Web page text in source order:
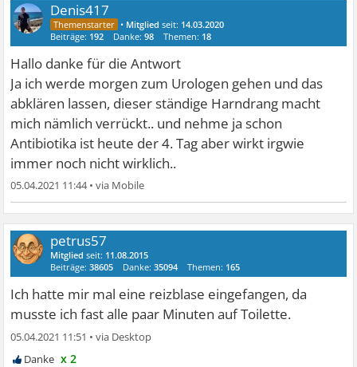
Denis417
• Mitglied seit: 14.03.2020
Beiträge: 192 Danke:98 Themen: 18
Hallo danke für die Antwort
Ja ich werde morgen zum Urologen gehen und das
abklären lassen, dieser ständige Harndrang macht
mich nämlich verrückt.. und nehme ja schon
Antibiotika ist heute der 4. Tag aber wirkt irgwie
immer noch nicht wirklich..
05.04.2021 11:44•
petrus57
Mitglied seit: 11.08.2015
Beiträge:38605 Danke:35094 Themen: 165
Ich hatte mir mal eine reizblase eingefangen, da
musste ich fast alle paar Minuten auf Toilette.
05.04.2021 11:51 •
x 2